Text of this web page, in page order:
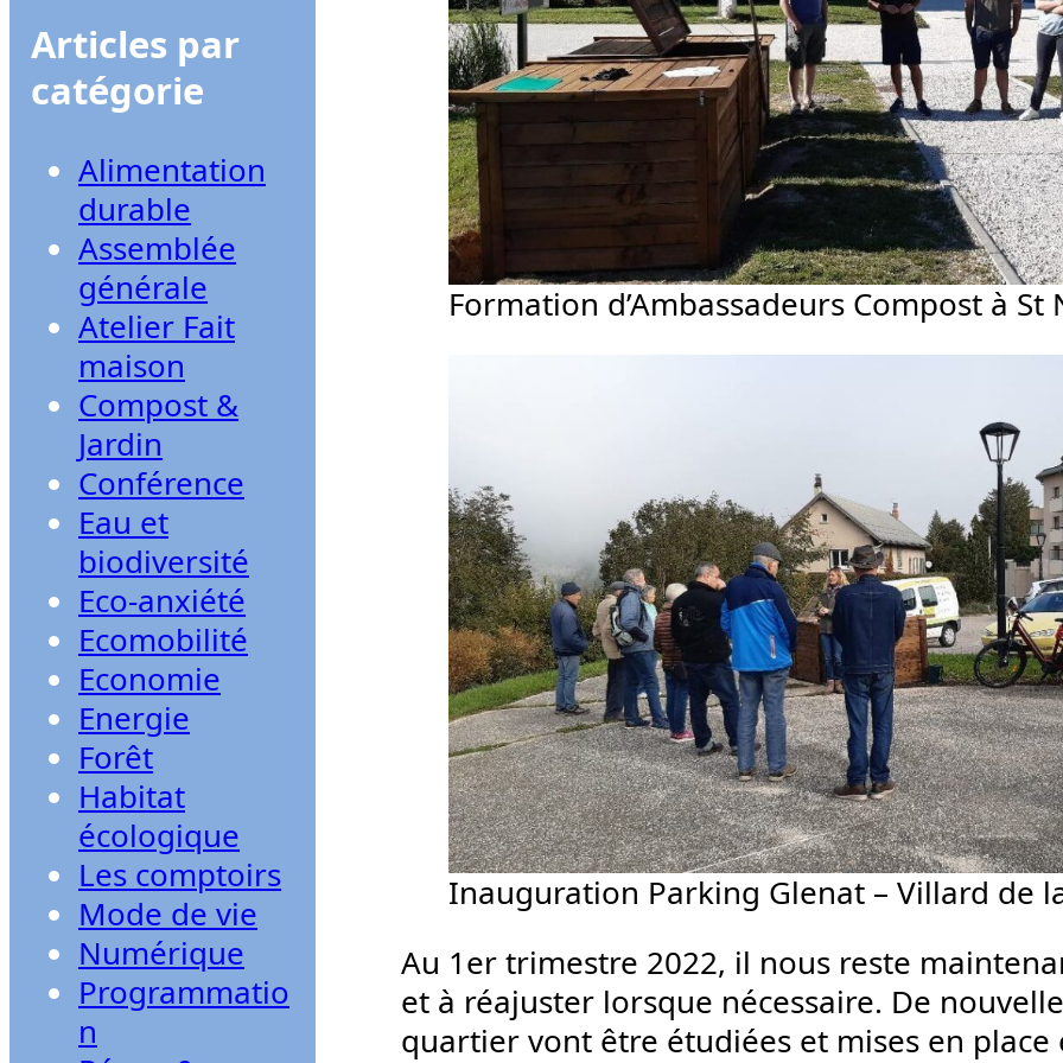
Articles par
catégorie
Alimentation
durable
Assemblée
générale
Atelier Fait
maison
Compost &
Jardin
Conférence
Eau et
biodiversité
Eco-anxiété
Ecomobilité
Economie
Energie
Forêt
Habitat
écologique
Les comptoirs
Mode de vie
Numérique
Programmatio
n
Formation d’Ambassadeurs Compost à
Inauguration Parking Glenat – Villard de
Au 1er trimestre 2022, il nous reste
et à réajuster lorsque nécessaire. De
quartier vont être étudiées et mises en place